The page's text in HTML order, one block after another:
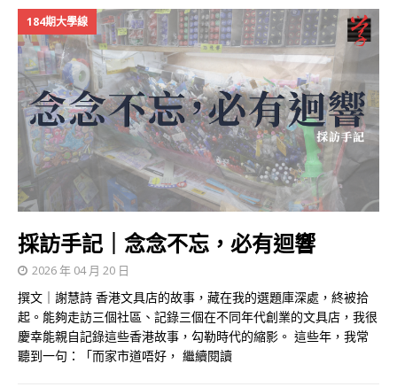
184期大學線
採訪手記｜念念不忘，必有迴響
2026 年 04 月 20 日
撰文｜謝慧詩 香港文具店的故事，藏在我的選題庫深處，終被拾
起。能夠走訪三個社區、記錄三個在不同年代創業的文具店，我很
慶幸能親自記錄這些香港故事，勾勒時代的縮影。 這些年，我常
聽到一句：「而家市道唔好， 繼續閱讀